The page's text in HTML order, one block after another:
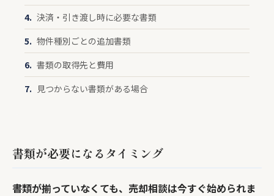
決済・引き渡し時に必要な書類
物件種別ごとの追加書類
書類の取得先と費用
見つからない書類がある場合
書類が必要になるタイミング
書類が揃っていなくても、売却相談は今すぐ始められま